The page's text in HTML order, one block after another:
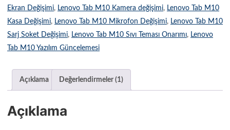
Ekran Değişimi, Lenovo Tab M10 Kamera değişimi, Lenovo Tab M10
Kasa Değişimi, Lenovo Tab M10 Mikrofon Değişimi, Lenovo Tab M10
Sarj Soket Değişimi, Lenovo Tab M10 Sıvı Teması Onarımı, Lenovo
Tab M10 Yazılım Güncelemesi
Açıklama Değerlendirmeler (1)
Açıklama